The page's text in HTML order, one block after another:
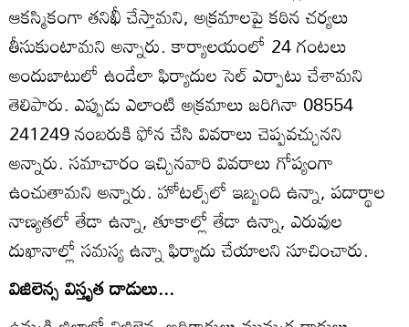
ఆకస్మికంగా తనిఖీ చేస్తామని, అక్రమాలపై కఠిన చర్యలు
తీసుకుంటామని అన్నారు. కార్యాలయంలో 24 గంటలు
అందుబాటులో ఉండేలా ఫిర్యాదుల సెల్‌ ఎర్పాటు చేశామని
తెలిపారు. ఎప్పుడు ఎలాంటి అక్రమాలు జరిగినా 08554
241249 నంబరుకి ఫోన చేసి వివరాలు చెప్పవచ్చునని
అన్నారు. సమాచారం ఇచ్చినవారి వివరాలు గోప్యంగా
ఉంచుతామని అన్నారు. హోటల్స్‌లో ఇబ్బంది ఉన్నా, పదార్థాల
నాణ్యతలో తేడా ఉన్నా, తూకాల్లో తేడా ఉన్నా, ఎరువుల
దుఖానాల్లో సమస్య ఉన్నా ఫిర్యాదు చేయాలని సూచించారు.
విజిలెన్స విస్తృత దాడులు...